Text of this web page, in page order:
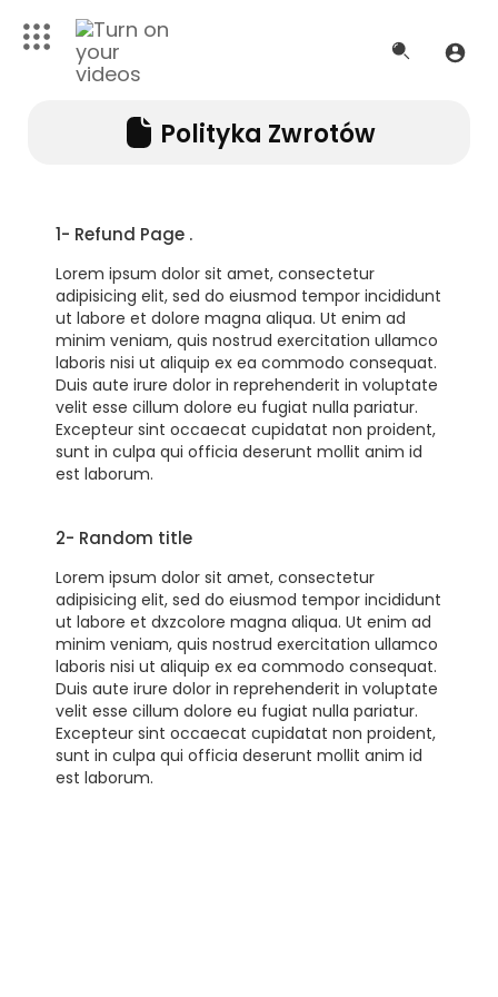
Polityka Zwrotów
1- Refund Page .
Lorem ipsum dolor sit amet, consectetur
adipisicing elit, sed do eiusmod tempor incididunt
ut labore et dolore magna aliqua. Ut enim ad
minim veniam, quis nostrud exercitation ullamco
laboris nisi ut aliquip ex ea commodo consequat.
Duis aute irure dolor in reprehenderit in voluptate
velit esse cillum dolore eu fugiat nulla pariatur.
Excepteur sint occaecat cupidatat non proident,
sunt in culpa qui officia deserunt mollit anim id
est laborum.
2- Random title
Lorem ipsum dolor sit amet, consectetur
adipisicing elit, sed do eiusmod tempor incididunt
ut labore et dxzcolore magna aliqua. Ut enim ad
minim veniam, quis nostrud exercitation ullamco
laboris nisi ut aliquip ex ea commodo consequat.
Duis aute irure dolor in reprehenderit in voluptate
velit esse cillum dolore eu fugiat nulla pariatur.
Excepteur sint occaecat cupidatat non proident,
sunt in culpa qui officia deserunt mollit anim id
est laborum.